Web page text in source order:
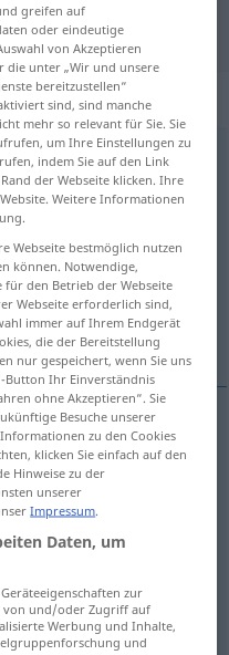
>
antippen)
escort
greifen auf
oder eindeutige
von Akzeptieren
die unter „Wir und unsere
bereitzustellen“
sind, sind manche
mehr so relevant für Sie. Sie
um Ihre Einstellungen zu
indem Sie auf den Link
der Webseite klicken. Ihre
Weitere Informationen
Webseite bestmöglich nutzen
können. Notwendige,
den Betrieb der Webseite
Webseite erforderlich sind,
immer auf Ihrem Endgerät
die der Bereitstellung
nur gespeichert, wenn Sie uns
Button Ihr Einverständnis
ohne Akzeptieren“. Sie
Besuche unserer
zu den Cookies
klicken Sie einfach auf den
Hinweise zu der
unserer
Impressum.
Daten, um
zur
von und/oder Zugriff auf
Werbung und Inhalte,
und